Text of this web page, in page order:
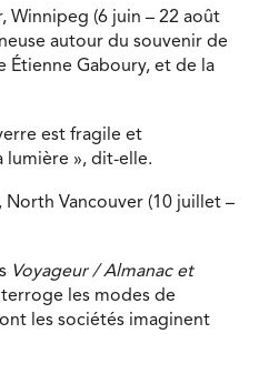
Winnipeg (6 juin – 22 août
autour du souvenir de
Étienne Gaboury, et de la
est fragile et
lumière », dit-elle.
North Vancouver (10 juillet –
Voyageur / Almanac et
les modes de
les sociétés imaginent